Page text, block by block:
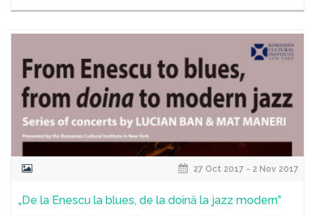
27 Oct 2017 - 2 Nov 2017
„De la Enescu la blues, de la doină la jazz modern”